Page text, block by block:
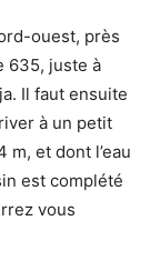
ouest, près
635, juste à
Il faut ensuite
à un petit
m, et dont l’eau
est complété
vous